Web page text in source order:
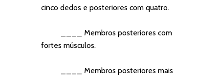
cinco dedos e posteriores com quatro.
____ Membros posteriores com
fortes músculos.
____ Membros posteriores mais